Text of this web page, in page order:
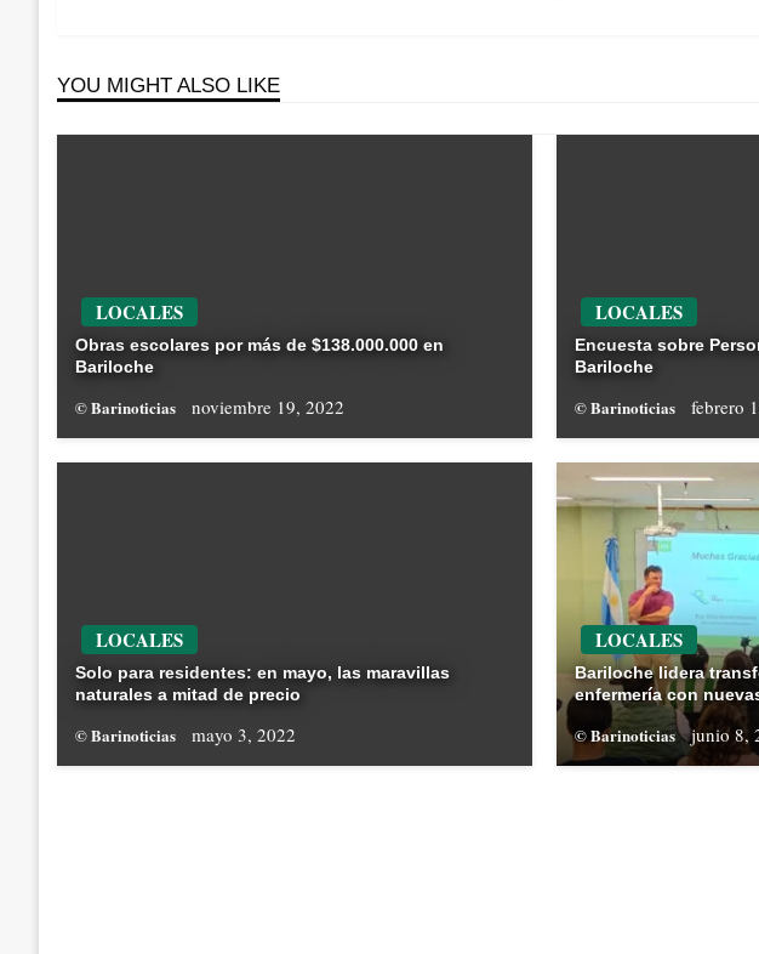
YOU MIGHT ALSO LIKE
LOCALES
Obras escolares por más de $138.000.000 en
Bariloche
© Barinoticias noviembre 19, 2022
LOCALES
Encuesta sobre
Bariloche
© Barinoticias febrero
LOCALES
Solo para residentes: en mayo, las maravillas
naturales a mitad de precio
© Barinoticias mayo 3, 2022
LOCALES
Bariloche lidera
enfermería con
© Barinoticias junio 8,